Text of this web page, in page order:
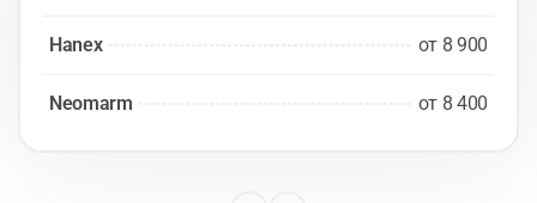
Hanex от 8 900
Neomarm от 8 400